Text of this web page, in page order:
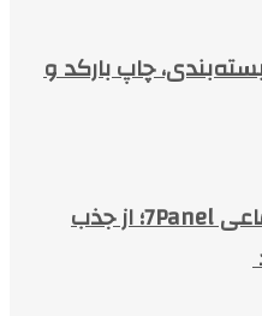
چاپ بارکد و
خدمات شبکه‌های اجتماعی 7Panel؛ از جذب